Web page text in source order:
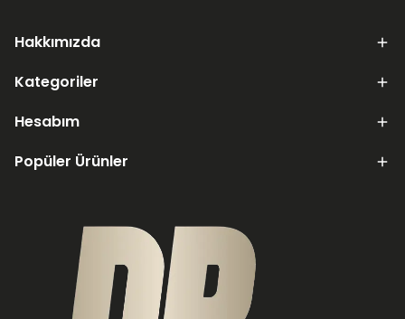
Hakkımızda
Kategoriler
Hesabım
Popüler Ürünler